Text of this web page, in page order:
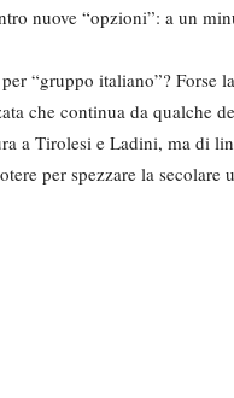
nuove “opzioni”: a un
“gruppo italiano”? Forse
che continua da qualche
a Tirolesi e Ladini, ma di
per spezzare la